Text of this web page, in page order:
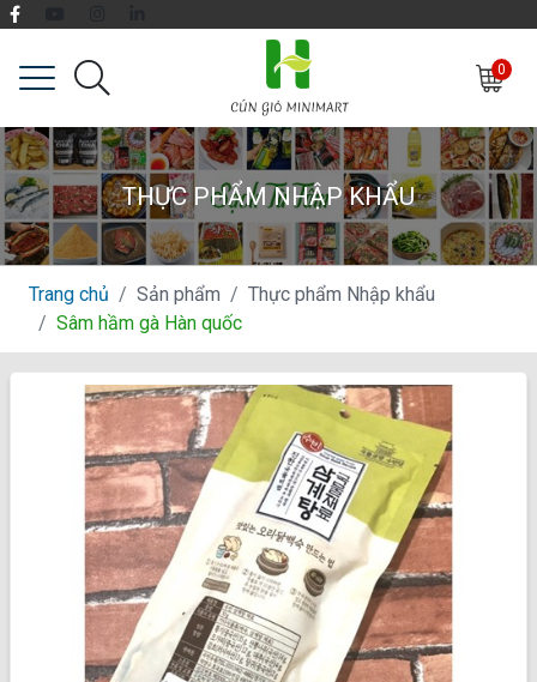
0
THỰC PHẨM NHẬP KHẨU
Trang chủ Sản phẩm
Thực phẩm Nhập khẩu
Sâm hầm gà Hàn quốc